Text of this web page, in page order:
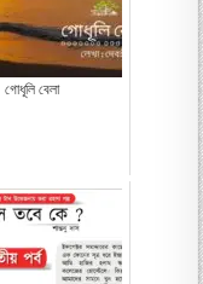
গোধূলি বেলা